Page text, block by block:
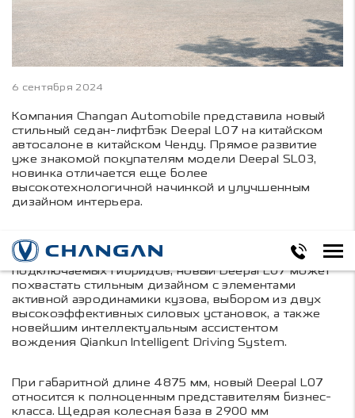
6 сентября 2024
Компания Changan Automobile представила новый
стильный седан-лифтбэк Deepal L07 на китайском
автосалоне в китайском Ченду. Прямое развитие
уже знакомой покупателям модели Deepal SL03,
новинка отличается еще более
высокотехнологичной начинкой и улучшенным
дизайном интерьера.
Построенный на передовой платформе EPA1,
специально созданной для электромобилей и
подключаемых гибридов, новый Deepal L07 может
похвастать стильным дизайном с элементами
активной аэродинамики кузова, выбором из двух
высокоэффективных силовых установок, а также
новейшим интеллектуальным ассистентом
вождения Qiankun Intelligent Driving System.
При габаритной длине 4875 мм, новый Deepal L07
относится к полноценным представителям бизнес-
класса. Щедрая колесная база в 2900 мм